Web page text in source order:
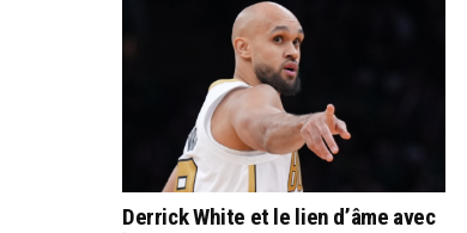
Derrick White et le lien d’âme avec